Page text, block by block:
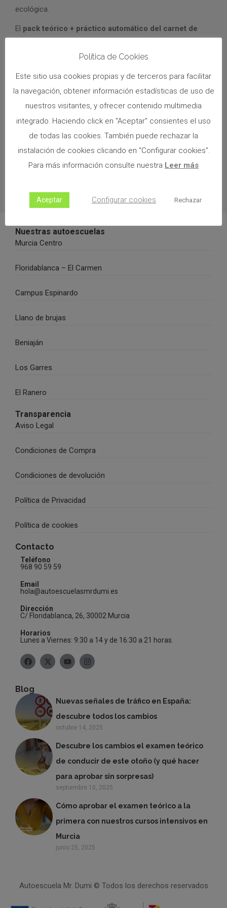
ecológica.
El pack teórico + práctico automático del carnet de
matrícula del carnet de conducir,todos los materiales
didácticos
, las enseñanzas de nuestros expertos
Tráfico provincial de Murcia
10 clases prácticas en
automático del carnet de conducir
nuestra plataforma de test donde podrás comprobar tu
progreso. ¿A qué esperas para comprar ya online tu
Nuestras autoescuelas
Murcia Centro
Floridablanca – El Carmen
Campus Espinardo
Llano de brujas
Beniaján
Los Garres
El Ranero
Transparencia
Aviso Legal
Condiciones de Compra
Condiciones de devolución
Política de Privacidad
Política de cookies
Contacto
Teléfono
968 90 59 59
Email
hola@autoescuelasmrdumi.es
Dirección
C/ Floridablanca, 26, 30002 Murcia
Horarios
Lunes a Viernes: 9:30 a 14 y de 16:30 a 21 horas.
Blog
Nuevas señales de tráfico en España:
descubre todos los cambios
octubre 14, 2025
Descubre los cambios el examen teórico
de conducir de este otoño (y qué hacer
para aprobar sin sorpresas)
septiembre 10, 2025
Cómo aprobar el examen teórico a la
primera con nuestros cursos intensivos en
Murcia
junio 25, 2025
Autoescuela Mr. Dumi © Todos los derechos reservados
Política de Cookies
Este sitio usa cookies propias y de terceros para facilitar
la navegación, obtener información estadísticas de uso de
nuestros visitantes, y ofrecer contenido multimedia
integrado. Haciendo click en "Aceptar" consientes el uso
de todas las cookies. También puede rechazar la
instalación de cookies clicando en “Configurar cookies”.
Para más información consulte nuestra Leer más
Aceptar Configurar cookies Rechazar